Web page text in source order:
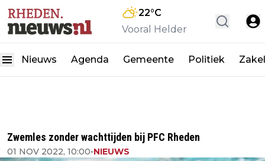
22°C
Vooral Helder
Nieuws Agenda Gemeente Politiek
Zwemles zonder wachttijden bij PFC Rheden
01 NOV 2022, 10:00•NIEUWS